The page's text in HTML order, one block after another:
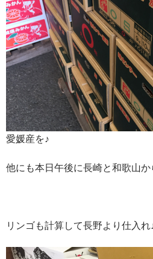
愛媛産を♪
他にも本日午後に長崎と和歌山か
リンゴも計算して長野より仕入れ